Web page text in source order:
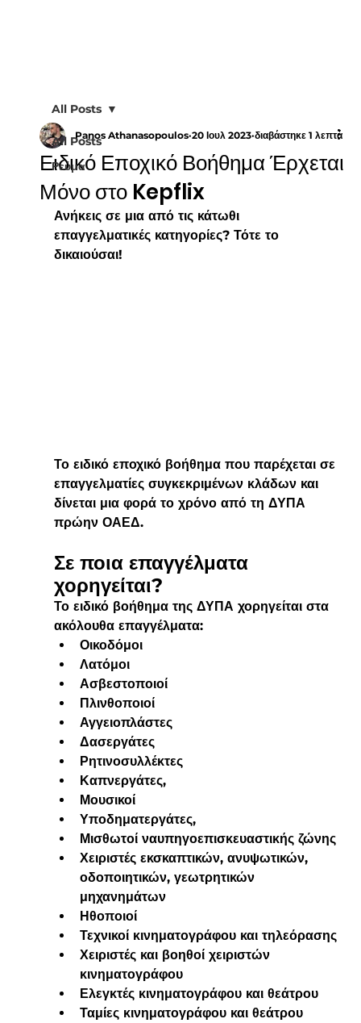
All Posts
Ρεύμα
All Posts
Ειδικό Εποχικό Βοήθημα Έρχεται
Μόνο στο Kepflix
Panos Athanasopoulos 20 Ιουλ 2023 διαβάστηκε 1 λεπτά
Ανήκεις σε μια από τις κάτωθι
επαγγελματικές κατηγορίες? Τότε το
δικαιούσαι!
Το ειδικό εποχικό βοήθημα που παρέχεται σε
επαγγελματίες συγκεκριμένων κλάδων και
δίνεται μια φορά το χρόνο από τη ΔΥΠΑ
πρώην ΟΑΕΔ.
Σε ποια επαγγέλματα
χορηγείται?
Το ειδικό βοήθημα της ΔΥΠΑ χορηγείται στα
ακόλουθα επαγγέλματα:
Οικοδόμοι
Λατόμοι
Ασβεστοποιοί
Πλινθοποιοί
Αγγειοπλάστες
Δασεργάτες
Ρητινοσυλλέκτες
Καπνεργάτες,
Μουσικοί
Υποδηματεργάτες,
Μισθωτοί ναυπηγοεπισκευαστικής ζώνης
Χειριστές εκσκαπτικών, ανυψωτικών,
οδοποιητικών, γεωτρητικών
μηχανημάτων
Ηθοποιοί
Τεχνικοί κινηματογράφου και τηλεόρασης
Χειριστές και βοηθοί χειριστών
κινηματογράφου
Ελεγκτές κινηματογράφου και θεάτρου
Ταμίες κινηματογράφου και θεάτρου